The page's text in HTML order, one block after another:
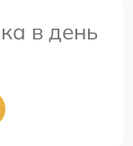
в день